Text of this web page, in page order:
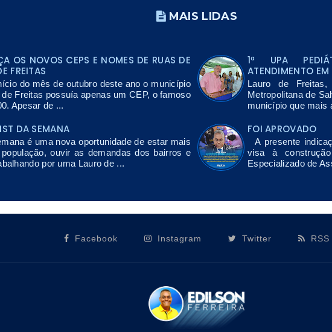
MAIS LIDAS
OS NOVOS CEPS E NOMES DE RUAS DE
FREITAS
do mês de outubro deste ano o município
de Freitas possuía apenas um CEP, o famoso
Apesar de ...
1ª UPA
ATENDIMENTO EM
Lauro de
Metropolitana de
município que mais
DA SEMANA
é uma nova oportunidade de estar mais
ouvir as demandas dos bairros e
por uma Lauro de ...
FOI APROVADO
A presente
visa à
Especializado de
Facebook Instagram Twitter RSS